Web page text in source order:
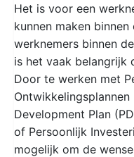
Het is voor een
kunnen maken
werknemers binnen
is het vaak belangrijk
Door te werken met
Ontwikkelingsplannen
Development Plan
of Persoonlijk
mogelijk om de